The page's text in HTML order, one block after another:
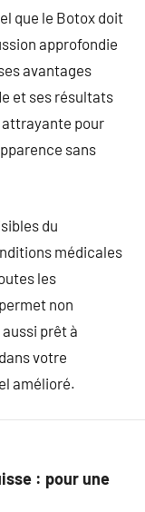
que le Botox doit
approfondie
avantages
et ses résultats
attrayante pour
sans
du
médicales
les
non
prêt à
votre
amélioré.
: pour une